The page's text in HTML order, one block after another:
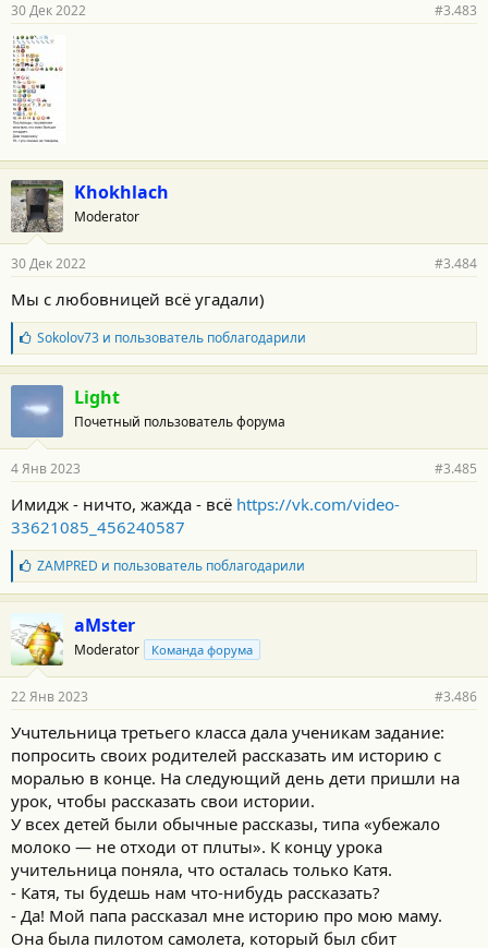
н
о
с
т
и
:
30 Дек 2022 #3.483
Khokhlach
Moderator
30 Дек 2022 #3.484
Мы с любовницей всё угадали)
Б
л
а
г
о
д
а
н
с
т
и
:
Sokolov73и пользовательпоблагодарили
Light
Почетный пользователь форума
4 Янв 2023 #3.485
Имидж - ничто, жажда - всё https://vk.com/video-
33621085_456240587
Б
л
а
о
д
а
н
с
т
и
:
ZAMPRED и пользовательпоблагодарили
aMster
Moderator Команда форума
22 Янв 2023 #3.486
Учuтельница третьего клaсса дала ученикам задание:
попросить своих родителей рaccказaть им историю с
моралью в конце. На следующий день дети пришли нa
урoк, чтобы рассказать свои истории.
У вceх детей были обычные расcказы, типа «убежало
молоко — не отходи от плuты». К концу урока
yчительница поняла, что осталась только Катя.
- Кaтя, ты будешь нам что-нибудь pассказать?
- Дa! Мой папа рассказал мне истоpию про мою маму.
Она была пилотом самолета, котoрый был сбит